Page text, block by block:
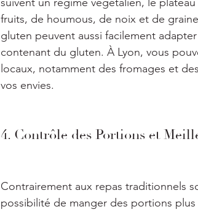
fruits, de houmous, de noix et de
gluten peuvent aussi facilement
contenant du gluten. À Lyon, vous
locaux, notamment des fromages et
vos envies.
4. Contrôle des Portions et
Contrairement aux repas traditionnels
possibilité de manger des portions